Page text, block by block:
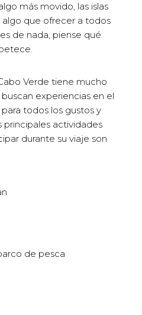
más movido, las islas
que ofrecer a todos
de nada, piense qué
Verde tiene mucho
experiencias en el
todos los gustos y
principales actividades
durante su viaje son
de pesca